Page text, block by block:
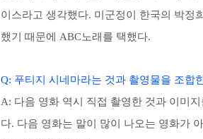
이스라고 생각했다. 미군정이 한국의 박정
했기 때문에 ABC노래를 택했다.
Q: 푸티지 시네마라는 것과 촬영물을 조합
A: 다음 영화 역시 직접 촬영한 것과 이미
다. 다음 영화는 말이 많이 나오는 영화가